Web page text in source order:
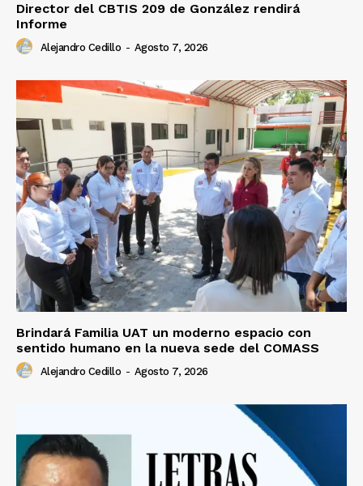
Director del CBTIS 209 de González rendirá
Informe
Alejandro Cedillo - Agosto 7, 2026
Brindará Familia UAT un moderno espacio con
sentido humano en la nueva sede del COMASS
Alejandro Cedillo - Agosto 7, 2026